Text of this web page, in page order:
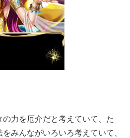
力を厄介だと考えていて、た
みんながいろいろ考えていて、